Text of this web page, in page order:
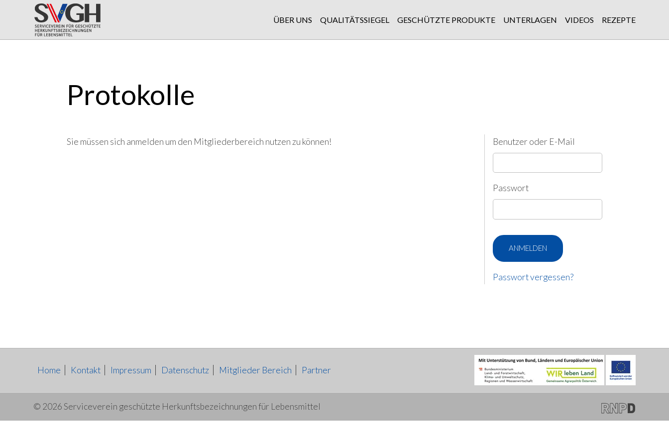
ÜBER UNS QUALITÄTSSIEGEL GESCHÜTZTE PRODUKTE UNTERLAGEN VIDEOS REZEPTE
Protokolle
Sie müssen sich anmelden um den Mitgliederbereich nutzen zu können! Benutzer oder E-Mail
Passwort
Passwort vergessen?
Home Kontakt Impressum Datenschutz Mitglieder Bereich Partner
© 2026 Serviceverein geschützte Herkunftsbezeichnungen für Lebensmittel